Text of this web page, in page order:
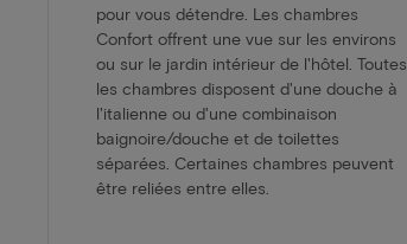
pour vous détendre. Les chambres
Confort offrent une vue sur les environs
ou sur le jardin intérieur de l'hôtel. Toutes
les chambres disposent d'une douche à
l'italienne ou d'une combinaison
baignoire/douche et de toilettes
séparées. Certaines chambres peuvent
être reliées entre elles.